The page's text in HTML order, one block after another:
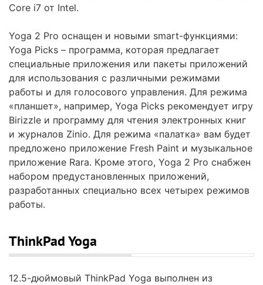
Core i7 от Intel.
Yoga 2 Pro оснащен и новыми smart-функциями:
Yoga Picks – программа, которая предлагает
специальные приложения или пакеты приложений
для использования с различными режимами
работы и для голосового управления. Для режима
«планшет», например, Yoga Picks рекомендует игру
Birizzle и программу для чтения электронных книг
и журналов Zinio. Для режима «палатка» вам будет
предложено приложение Fresh Paint и музыкальное
приложение Rara. Кроме этого, Yoga 2 Pro снабжен
набором предустановленных приложений,
разработанных специально всех четырех режимов
работы.
ThinkPad Yoga
12.5-дюймовый ThinkPad Yoga выполнен из